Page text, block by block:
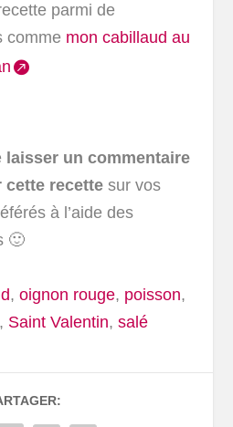
parmi de
comme mon cabillaud au
laisser un commentaire
cette recette sur vos
à l’aide des
🙂
,oignon rouge, poisson,
, Saint Valentin,salé